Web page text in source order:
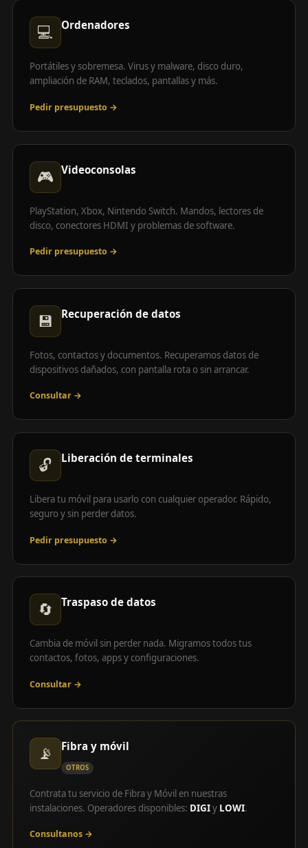
💻 Ordenadores
Portátiles y sobremesa. Virus y malware, disco duro,
ampliación de RAM, teclados, pantallas y más.
Pedir presupuesto →
🎮 Videoconsolas
PlayStation, Xbox, Nintendo Switch. Mandos, lectores de
disco, conectores HDMI y problemas de software.
Pedir presupuesto →
💾 Recuperación de datos
Fotos, contactos y documentos. Recuperamos datos de
dispositivos dañados, con pantalla rota o sin arrancar.
Consultar →
🔓 Liberación de terminales
Libera tu móvil para usarlo con cualquier operador. Rápido,
seguro y sin perder datos.
Pedir presupuesto →
🔄 Traspaso de datos
Cambia de móvil sin perder nada. Migramos todos tus
contactos, fotos, apps y configuraciones.
Consultar →
📡 Fibra y móvil
OTROS
Contrata tu servicio de Fibra y Móvil en nuestras
instalaciones. Operadores disponibles: DIGIy LOWI.
Consultanos →